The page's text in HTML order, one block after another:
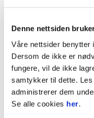
Denne nettsiden
Våre nettsider benytter
Dersom de ikke er
fungere, vil de ikke
samtykker til dette.
administrerer dem
Se alle cookies her.
England på
– Arrangementet
FK, Time